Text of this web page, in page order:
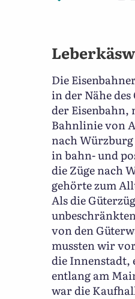
Die
in der Nähe
der Eisenbahn,
Bahnlinie von
nach
in bahn- und
die Züge nach
gehörte zum
Als die
von den
mussten wir
die Innenstadt,
entlang am
war die